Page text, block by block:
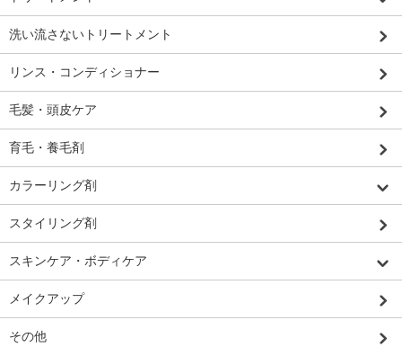
洗い流さないトリートメント
リンス・コンディショナー
毛髪・頭皮ケア
育毛・養毛剤
カラーリング剤
スタイリング剤
スキンケア・ボディケア
メイクアップ
その他